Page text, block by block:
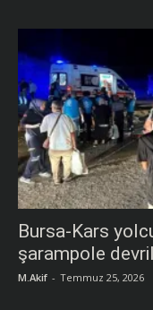
Bursa-Kars
şarampole
M.Akif - Temmuz 25, 2026